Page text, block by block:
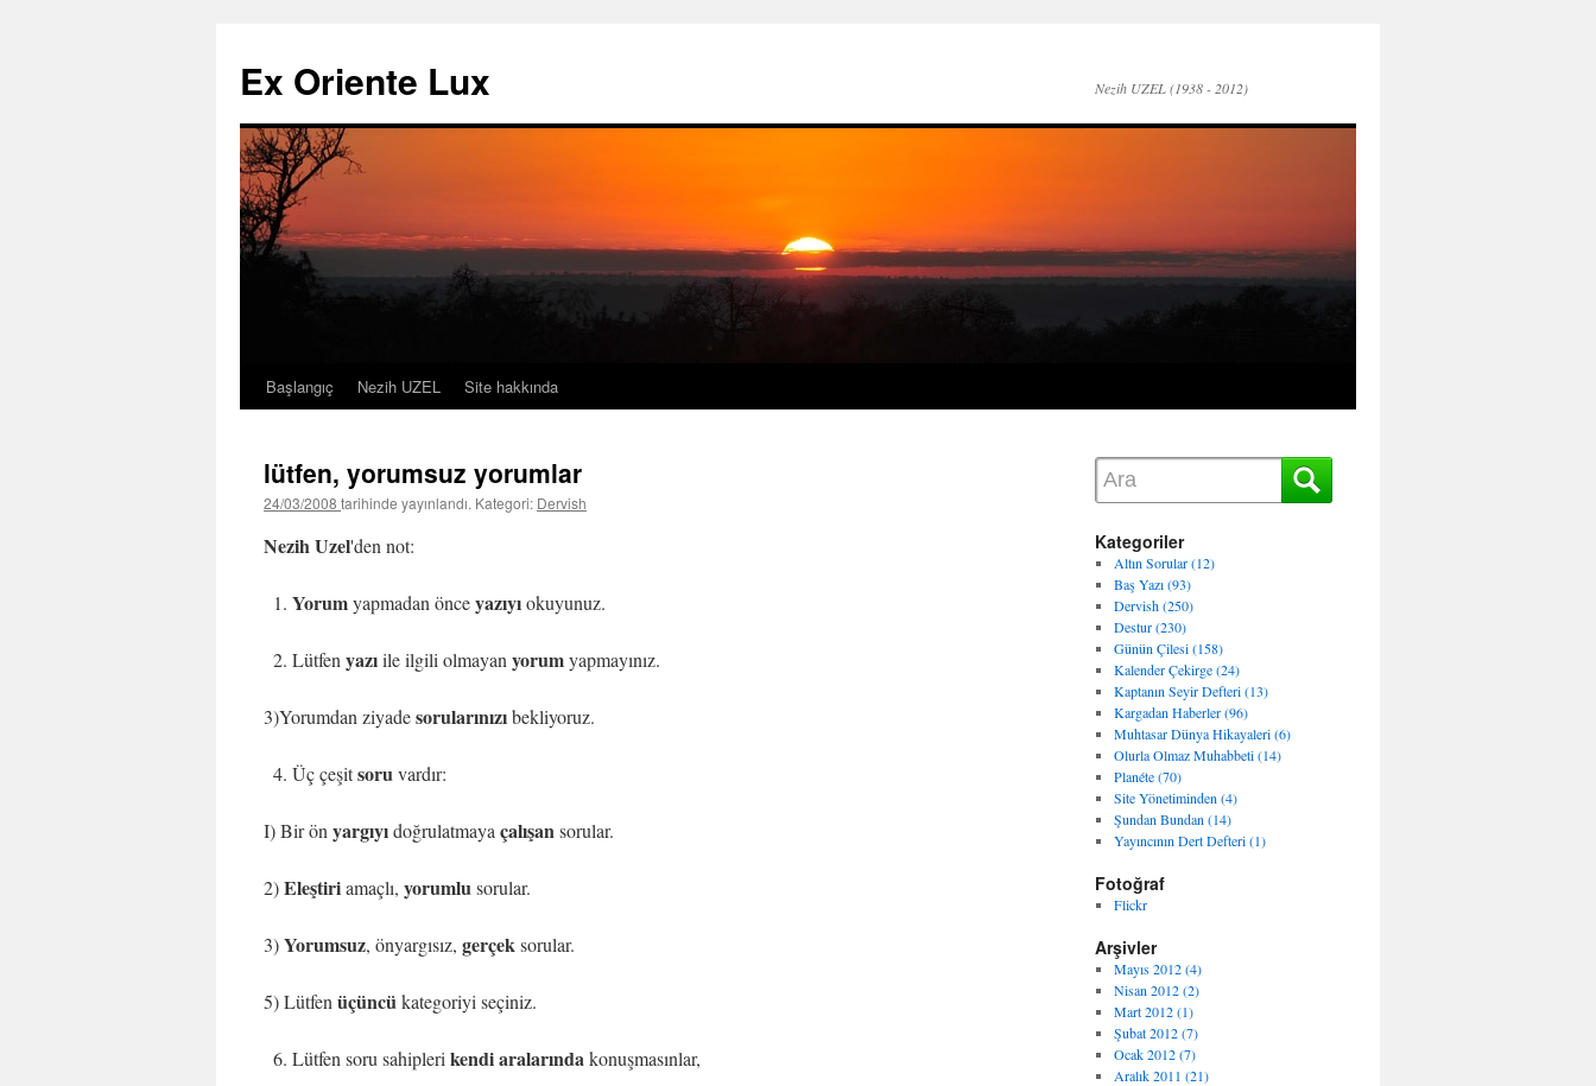
Ex Oriente Lux Nezih UZEL (1938 - 2012)
İçeriğe
Başlangıç Nezih UZEL Site hakkında
lütfen, yorumsuz yorumlar
24/03/2008 tarihinde yayınlandı. Kategori: Dervish
Nezih Uzel'den not:
Yorumyapmadan önceyazıyıokuyunuz.
Lütfen yazıile ilgili olmayan yorumyapmayınız.
3)Yorumdan ziyadesorularınızıbekliyoruz.
Üç çeşitsoruvardır:
I) Bir ön yargıyıdoğrulatmaya çalışansorular.
2)Eleştiriamaçlı, yorumlusorular.
3)Yorumsuz, önyargısız, gerçeksorular.
5) Lütfen üçüncükategoriyi seçiniz.
Lütfen soru sahipleri kendi aralarındakonuşmasınlar,
Kategoriler
Altın Sorular (12)
Baş Yazı (93)
Dervish (250)
Destur (230)
Günün Çilesi (158)
Kalender Çekirge (24)
Kaptanın Seyir Defteri (13)
Kargadan Haberler (96)
Muhtasar Dünya Hikayaleri (6)
Olurla Olmaz Muhabbeti (14)
Planéte (70)
Site Yönetiminden (4)
Şundan Bundan (14)
Yayıncının Dert Defteri (1)
Fotoğraf
Flickr
Arşivler
Mayıs 2012 (4)
Nisan 2012 (2)
Mart 2012 (1)
Şubat 2012 (7)
Ocak 2012 (7)
Aralık 2011 (21)